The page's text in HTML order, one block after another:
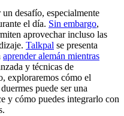
desafío, especialmente
el día. Sin embargo,
aprovechar incluso las
Talkpal se presenta
aprender alemán mientras
y técnicas de
exploraremos cómo el
puede ser una
y cómo puedes integrarlo con